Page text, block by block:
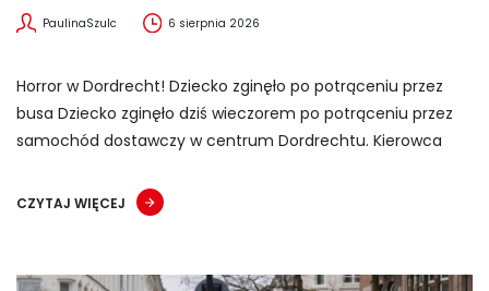
PaulinaSzulc 6 sierpnia 2026
Horror w Dordrecht! Dziecko zginęło po potrąceniu przez
busa Dziecko zginęło dziś wieczorem po potrąceniu przez
samochód dostawczy w centrum Dordrechtu. Kierowca
CZYTAJ WIĘCEJ